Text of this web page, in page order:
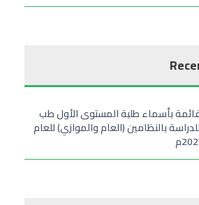
بأسماء طلبة المستوى الأول طب
بالنظامين (العام والموازي) للعام